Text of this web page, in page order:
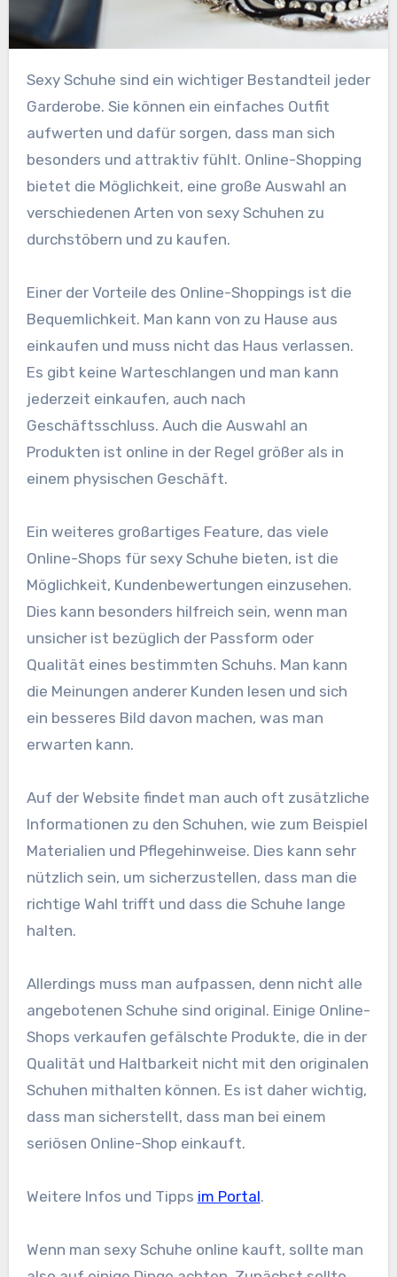
Sexy Schuhe sind ein wichtiger Bestandteil jeder
Garderobe. Sie können ein einfaches Outfit
aufwerten und dafür sorgen, dass man sich
besonders und attraktiv fühlt. Online-Shopping
bietet die Möglichkeit, eine große Auswahl an
verschiedenen Arten von sexy Schuhen zu
durchstöbern und zu kaufen.
Einer der Vorteile des Online-Shoppings ist die
Bequemlichkeit. Man kann von zu Hause aus
einkaufen und muss nicht das Haus verlassen.
Es gibt keine Warteschlangen und man kann
jederzeit einkaufen, auch nach
Geschäftsschluss. Auch die Auswahl an
Produkten ist online in der Regel größer als in
einem physischen Geschäft.
Ein weiteres großartiges Feature, das viele
Online-Shops für sexy Schuhe bieten, ist die
Möglichkeit, Kundenbewertungen einzusehen.
Dies kann besonders hilfreich sein, wenn man
unsicher ist bezüglich der Passform oder
Qualität eines bestimmten Schuhs. Man kann
die Meinungen anderer Kunden lesen und sich
ein besseres Bild davon machen, was man
erwarten kann.
Auf der Website findet man auch oft zusätzliche
Informationen zu den Schuhen, wie zum Beispiel
Materialien und Pflegehinweise. Dies kann sehr
nützlich sein, um sicherzustellen, dass man die
richtige Wahl trifft und dass die Schuhe lange
halten.
Allerdings muss man aufpassen, denn nicht alle
angebotenen Schuhe sind original. Einige Online-
Shops verkaufen gefälschte Produkte, die in der
Qualität und Haltbarkeit nicht mit den originalen
Schuhen mithalten können. Es ist daher wichtig,
dass man sicherstellt, dass man bei einem
seriösen Online-Shop einkauft.
Weitere Infos und Tipps im Portal.
Wenn man sexy Schuhe online kauft, sollte man